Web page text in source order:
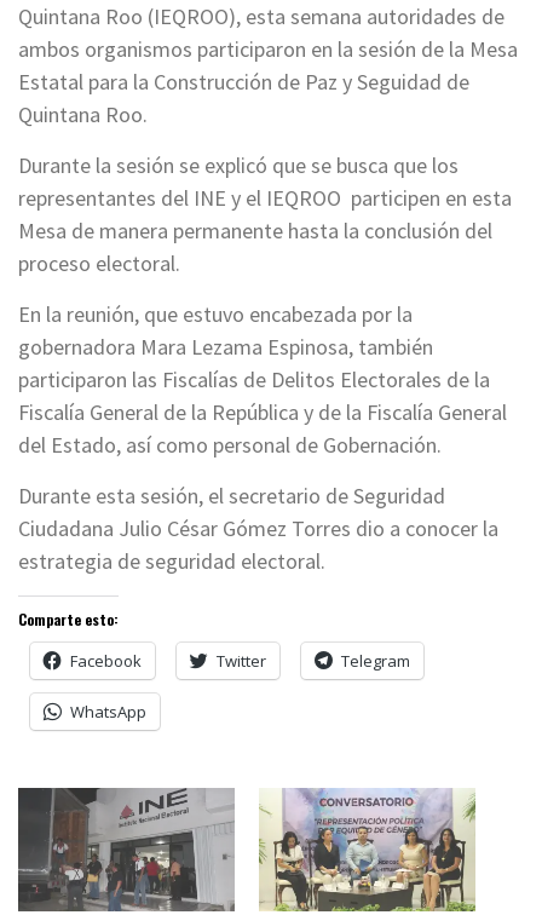
Quintana Roo (IEQROO), esta semana autoridades de
ambos organismos participaron en la sesión de la Mesa
Estatal para la Construcción de Paz y Seguidad de
Quintana Roo.
Durante la sesión se explicó que se busca que los
representantes del INE y el IEQROO participen en esta
Mesa de manera permanente hasta la conclusión del
proceso electoral.
En la reunión, que estuvo encabezada por la
gobernadora Mara Lezama Espinosa, también
participaron las Fiscalías de Delitos Electorales de la
Fiscalía General de la República y de la Fiscalía General
del Estado, así como personal de Gobernación.
Durante esta sesión, el secretario de Seguridad
Ciudadana Julio César Gómez Torres dio a conocer la
estrategia de seguridad electoral.
Comparte esto:
Facebook Twitter Telegram
WhatsApp